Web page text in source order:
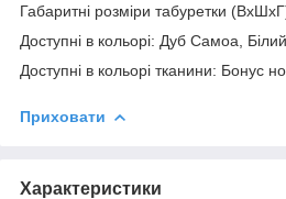
Габаритні розміри табуретки
Доступні в кольорі: Дуб Самоа,
Доступні в кольорі тканини: Бонус
Приховати
Характеристики